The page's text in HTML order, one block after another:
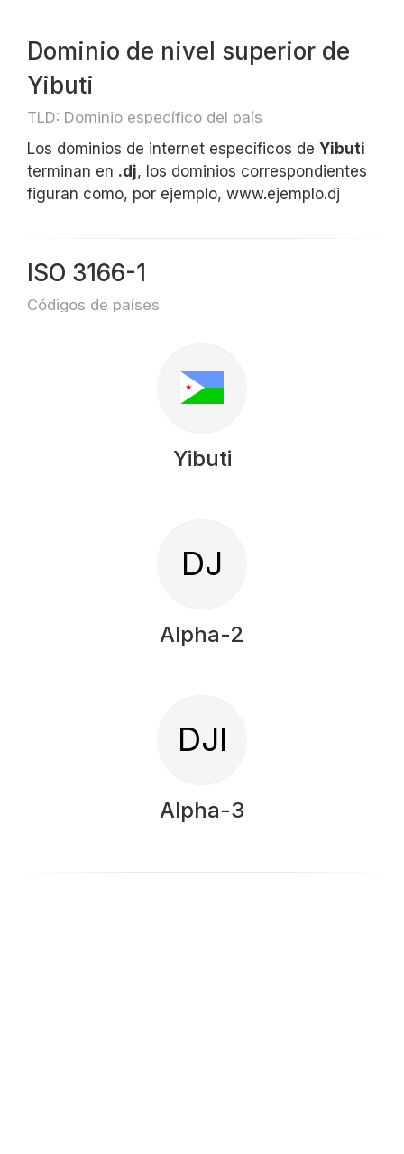
Dominio de nivel superior de
Yibuti
TLD: Dominio específico del país
Los dominios de internet específicos de Yibuti
terminan en .dj, los dominios correspondientes
figuran como, por ejemplo, www.ejemplo.dj
ISO 3166-1
Códigos de países
Yibuti
DJ
Alpha-2
DJI
Alpha-3